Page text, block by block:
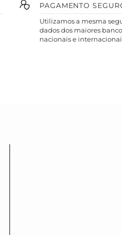
PAGAMENTO
Utilizamos a mesma
dados dos maiores
nacionais e